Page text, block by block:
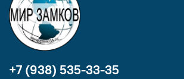
+7 (938) 535-33-35